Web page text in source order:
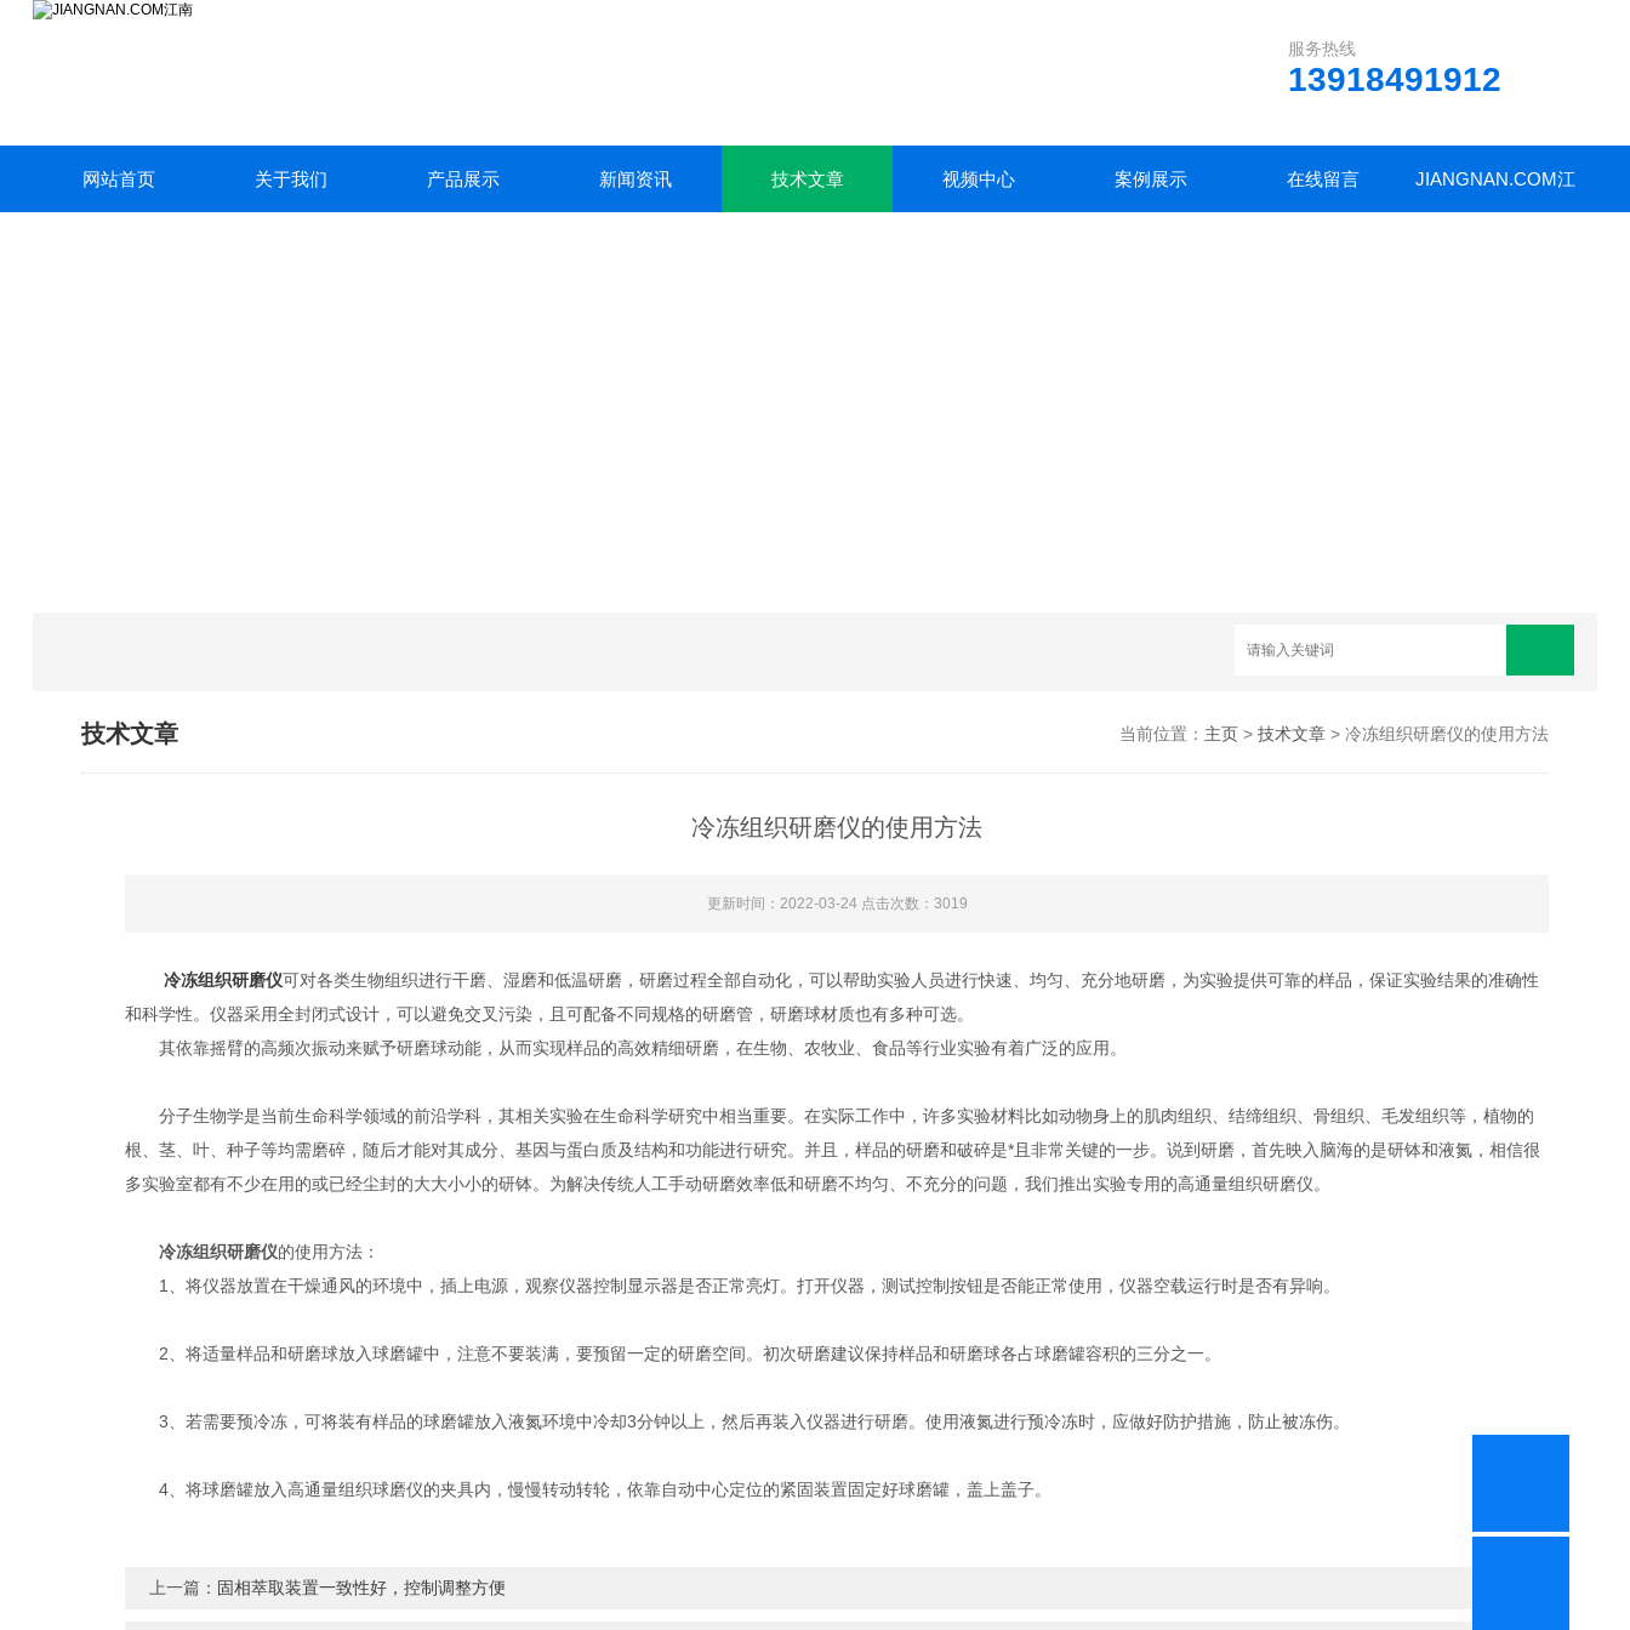
服务热线
13918491912
网站首页 关于我们 产品展示 新闻资讯 技术文章 视频中心 案例展示 在线留言 JIANGNAN.COM江
技术文章 当前位置： 主页> 技术文章> 冷冻组织研磨仪的使用方法
冷冻组织研磨仪的使用方法
更新时间：2022-03-24 点击次数：3019
冷冻组织研磨仪可对各类生物组织进行干磨、湿磨和低温研磨，研磨过程全部自动化，可以帮助实验人员进行快速、均匀、充分地研磨，为实验提供可靠的样品，保证实验结果的准确性
和科学性。仪器采用全封闭式设计，可以避免交叉污染，且可配备不同规格的研磨管，研磨球材质也有多种可选。
其依靠摇臂的高频次振动来赋予研磨球动能，从而实现样品的高效精细研磨，在生物、农牧业、食品等行业实验有着广泛的应用。
分子生物学是当前生命科学领域的前沿学科，其相关实验在生命科学研究中相当重要。在实际工作中，许多实验材料比如动物身上的肌肉组织、结缔组织、骨组织、毛发组织等，植物的
根、茎、叶、种子等均需磨碎，随后才能对其成分、基因与蛋白质及结构和功能进行研究。并且，样品的研磨和破碎是*且非常关键的一步。说到研磨，首先映入脑海的是研钵和液氮，相信很
多实验室都有不少在用的或已经尘封的大大小小的研钵。为解决传统人工手动研磨效率低和研磨不均匀、不充分的问题，我们推出实验专用的高通量组织研磨仪。
冷冻组织研磨仪的使用方法：
1、将仪器放置在干燥通风的环境中，插上电源，观察仪器控制显示器是否正常亮灯。打开仪器，测试控制按钮是否能正常使用，仪器空载运行时是否有异响。
2、将适量样品和研磨球放入球磨罐中，注意不要装满，要预留一定的研磨空间。初次研磨建议保持样品和研磨球各占球磨罐容积的三分之一。
3、若需要预冷冻，可将装有样品的球磨罐放入液氮环境中冷却3分钟以上，然后再装入仪器进行研磨。使用液氮进行预冷冻时，应做好防护措施，防止被冻伤。
4、将球磨罐放入高通量组织球磨仪的夹具内，慢慢转动转轮，依靠自动中心定位的紧固装置固定好球磨罐，盖上盖子。
上一篇： 固相萃取装置一致性好，控制调整方便